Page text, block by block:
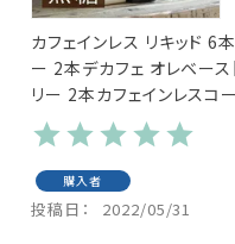
カフェインレス リキッド 6
ー 2本デカフェ オレベース
リー 2本カフェインレス
購入者
投稿日 2022/05/31